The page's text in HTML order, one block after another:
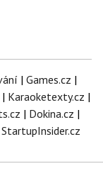
| Games.cz |
| Karaoketexty.cz |
| Dokina.cz |
StartupInsider.cz